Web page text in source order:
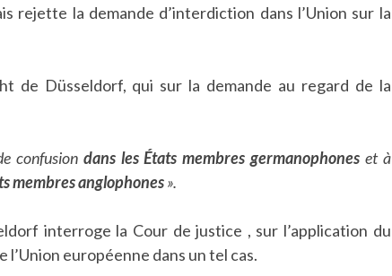
rejette la demande d’interdiction dans l’Union sur la
de Düsseldorf, qui sur la demande au regard de la
confusiondans les États membres germanophones et à
membres anglophones».
interroge la Cour de justice , sur l’application du
européenne dans un tel cas.